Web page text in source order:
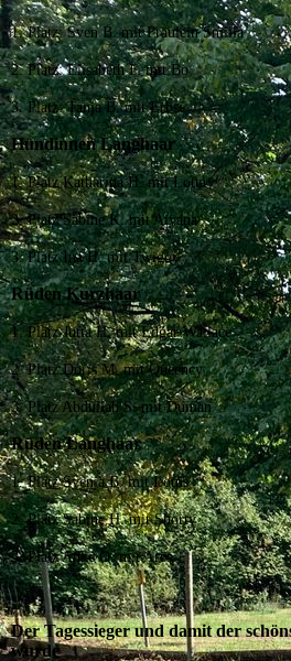
1. Platz: Sven B. mit Fräulein Smilla
2. Platz: Elisabeth F. mit Bo
3. Platz: Tanja B. mit Erbse
Hündinnen Langhaar
1. Platz Katharina H. mit Lotta
2. Platz Sabine K. mit Aiyana
3. Platz Ina H. mit Twiggy
Rüden Kurzhaar
1. Platz Jutta H. mit Edgar Wallace
2. Platz Doris M. mit Queency
3. Platz Abdullah S. mit Duman
Rüden Langhaar
1. Platz Svenja B. mit Louis
2. Platz Sabine H. mit Shorty
3. Platz Anke O. mit Ares
Der Tagessieger und damit der
wurde